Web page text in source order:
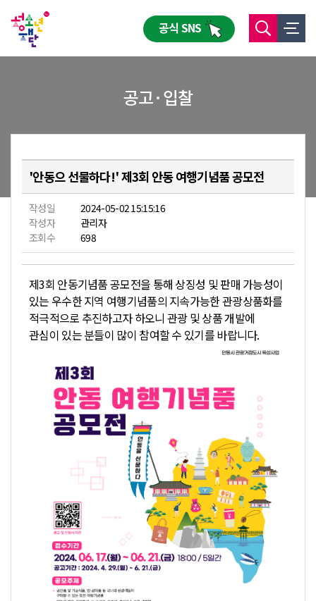
공식 SNS
공고·입찰
'안동으 선물하다!' 제3회 안동 여행기념품 공모전
작성일
2024-05-02 15:15:16
작성자
관리자
조회수
698
제3회 안동기념품 공모전을 통해 상징성 및 판매 가능성이
있는 우수한 지역 여행기념품의 지속가능한 관광상품화를
적극적으로 추진하고자 하오니 관광 및 상품 개발에
관심이 있는 분들이 많이 참여할 수 있기를 바랍니다.